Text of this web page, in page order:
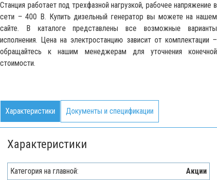
Станция работает под трехфазной нагрузкой, рабочее напряжение в
сети – 400 В. Купить дизельный генератор вы можете на нашем
сайте. В каталоге представлены все возможные варианты
исполнения. Цена на электростанцию зависит от комплектации –
обращайтесь к нашим менеджерам для уточнения конечной
стоимости.
Характеристики Документы и спецификации
Характеристики
Категория на главной:
Акции